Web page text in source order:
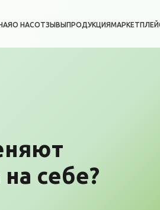
О НАСОТЗЫВЫПРОДУКЦИЯ
себе?